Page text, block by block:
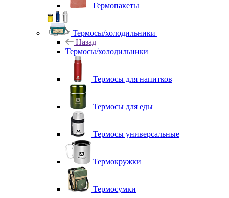
Гермопакеты
Термосы/холодильники
Назад
Термосы/холодильники
Термосы для напитков
Термосы для еды
Термосы универсальные
Термокружки
Термосумки